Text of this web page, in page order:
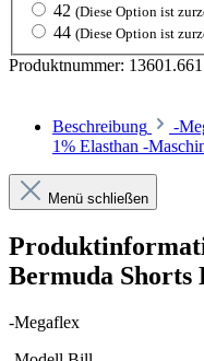
42 (Diese Option ist
44 (Diese Option ist
Produktnummer:
Beschreibung
-
1% Elasthan -
Menü schließen
Bermuda Shorts
-Megaflex